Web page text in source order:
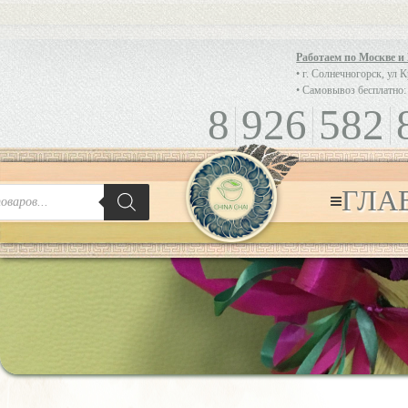
Работаем по Москве
• г. Солнечногорск, ул
• Самовывоз
8 926 582